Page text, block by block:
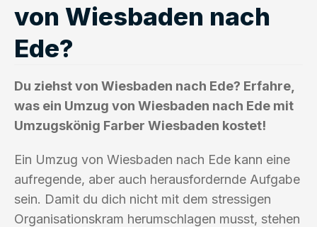
von Wiesbaden nach
Ede?
Du ziehst von Wiesbaden nach Ede? Erfahre,
was ein Umzug von Wiesbaden nach Ede mit
Umzugskönig Farber Wiesbaden kostet!
Ein Umzug von Wiesbaden nach Ede kann eine
aufregende, aber auch herausfordernde Aufgabe
sein. Damit du dich nicht mit dem stressigen
Organisationskram herumschlagen musst, stehen